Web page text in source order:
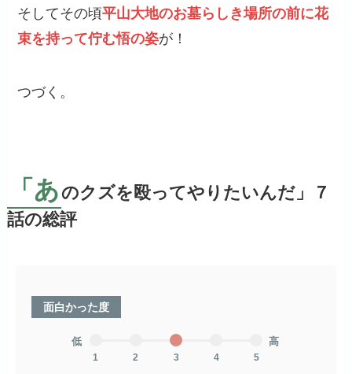
そしてその頃平山大地のお墓らしき場所の前に花
束を持って佇む悟の姿が！
つづく。
「あ のクズを殴ってやりたいんだ」７
話の総評
面白かった度
低
1 2 3 4 5
高